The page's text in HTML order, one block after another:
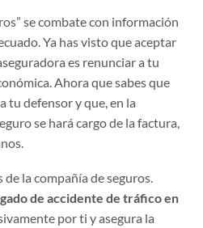
se combate con información
es renunciar a tu
Ahora que sabes que
tu defensor y que, en la
se hará cargo de la factura,
de accidente de tráfico en
por ti y asegura la